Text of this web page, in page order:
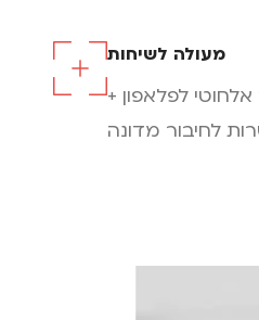
מעולה לשיחות
אלחוטי לפלאפון +
לחיבור מדונה